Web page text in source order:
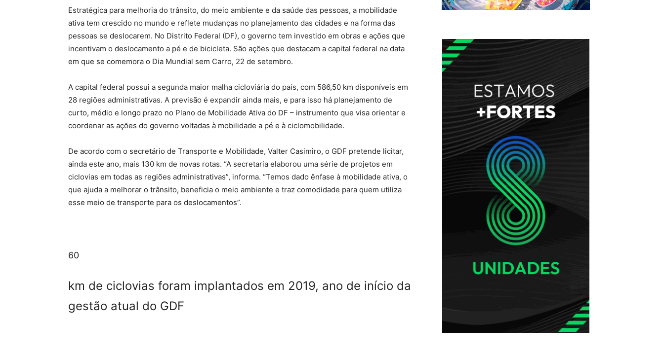
Estratégica para melhoria do trânsito, do meio ambiente e da saúde das pessoas, a mobilidade
ativa tem crescido no mundo e reflete mudanças no planejamento das cidades e na forma das
pessoas se deslocarem. No Distrito Federal (DF), o governo tem investido em obras e ações que
incentivam o deslocamento a pé e de bicicleta. São ações que destacam a capital federal na data
em que se comemora o Dia Mundial sem Carro, 22 de setembro.
A capital federal possui a segunda maior malha cicloviária do país, com 586,50 km disponíveis em
28 regiões administrativas. A previsão é expandir ainda mais, e para isso há planejamento de
curto, médio e longo prazo no Plano de Mobilidade Ativa do DF – instrumento que visa orientar e
coordenar as ações do governo voltadas à mobilidade a pé e à ciclomobilidade.
De acordo com o secretário de Transporte e Mobilidade, Valter Casimiro, o GDF pretende licitar,
ainda este ano, mais 130 km de novas rotas. “A secretaria elaborou uma série de projetos em
ciclovias em todas as regiões administrativas”, informa. “Temos dado ênfase à mobilidade ativa, o
que ajuda a melhorar o trânsito, beneficia o meio ambiente e traz comodidade para quem utiliza
esse meio de transporte para os deslocamentos”.
60
km de ciclovias foram implantados em 2019, ano de início da
gestão atual do GDF